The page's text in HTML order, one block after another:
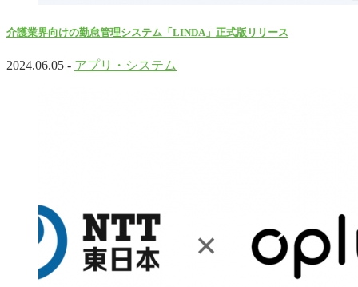
介護業界向けの勤怠管理システム「LINDA」正式版リリース
2024.06.05 - アプリ・システム